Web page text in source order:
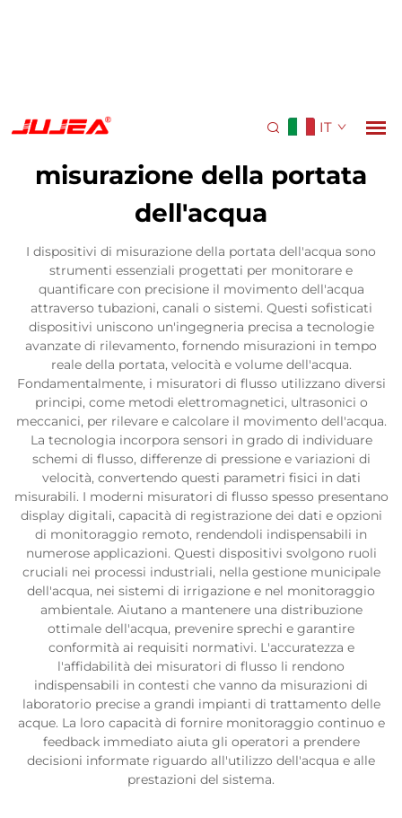
IT
misurazione della portata
dell'acqua
I dispositivi di misurazione della portata dell'acqua sono
strumenti essenziali progettati per monitorare e
quantificare con precisione il movimento dell'acqua
attraverso tubazioni, canali o sistemi. Questi sofisticati
dispositivi uniscono un'ingegneria precisa a tecnologie
avanzate di rilevamento, fornendo misurazioni in tempo
reale della portata, velocità e volume dell'acqua.
Fondamentalmente, i misuratori di flusso utilizzano diversi
principi, come metodi elettromagnetici, ultrasonici o
meccanici, per rilevare e calcolare il movimento dell'acqua.
La tecnologia incorpora sensori in grado di individuare
schemi di flusso, differenze di pressione e variazioni di
velocità, convertendo questi parametri fisici in dati
misurabili. I moderni misuratori di flusso spesso presentano
display digitali, capacità di registrazione dei dati e opzioni
di monitoraggio remoto, rendendoli indispensabili in
numerose applicazioni. Questi dispositivi svolgono ruoli
cruciali nei processi industriali, nella gestione municipale
dell'acqua, nei sistemi di irrigazione e nel monitoraggio
ambientale. Aiutano a mantenere una distribuzione
ottimale dell'acqua, prevenire sprechi e garantire
conformità ai requisiti normativi. L'accuratezza e
l'affidabilità dei misuratori di flusso li rendono
indispensabili in contesti che vanno da misurazioni di
laboratorio precise a grandi impianti di trattamento delle
acque. La loro capacità di fornire monitoraggio continuo e
feedback immediato aiuta gli operatori a prendere
decisioni informate riguardo all'utilizzo dell'acqua e alle
prestazioni del sistema.